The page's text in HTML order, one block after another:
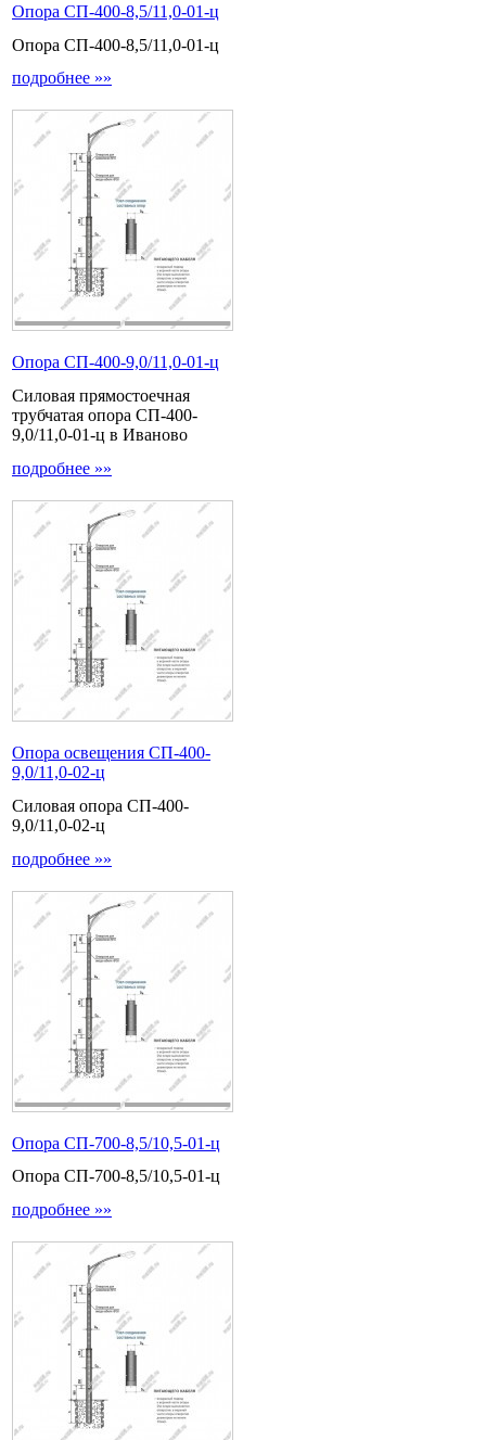
Опора СП-400-8,5/11,0-01-ц
Опора СП-400-8,5/11,0-01-ц
подробнее »»
Опора СП-400-9,0/11,0-01-ц
Силовая прямостоечная
трубчатая опора СП-400-
9,0/11,0-01-ц в Иваново
подробнее »»
Опора освещения СП-400-
9,0/11,0-02-ц
Силовая опора СП-400-
9,0/11,0-02-ц
подробнее »»
Опора СП-700-8,5/10,5-01-ц
Опора СП-700-8,5/10,5-01-ц
подробнее »»